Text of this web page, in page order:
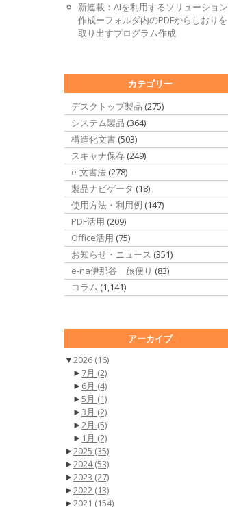
新連載：AIを利用するソリューション
作成ーフォルダ内のPDFからしおりを
取り出すプログラム作成
カテゴリー
デスクトップ製品 (275)
システム製品 (364)
構造化文書 (503)
スキャナ保存 (249)
e-文書法 (278)
製品ナビゲータ (18)
使用方法・利用例 (147)
PDF活用 (209)
Office活用 (75)
お知らせ・ニュース (351)
e-na伊那谷 旅便り (83)
コラム (1,141)
アーカイブ
▼2026 (16)
► 7月 (2)
► 6月 (4)
►5月 (1)
►3月 (2)
►2月 (5)
► 1月 (2)
►2025 (35)
►2024(53)
►2023 (27)
►2022 (13)
►2021 (154)